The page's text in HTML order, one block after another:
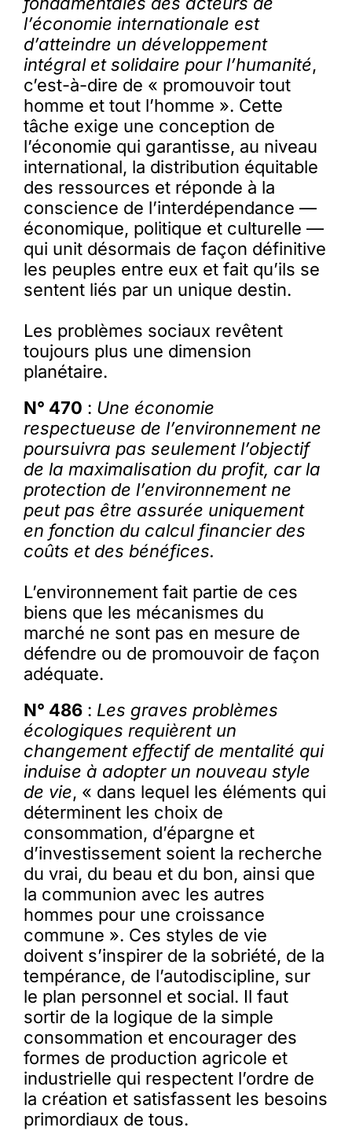
l’économie internationale est
d’atteindre un développement
intégral et solidaire pour l’humanité,
c’est-à-dire de « promouvoir tout
homme et tout l’homme ». Cette
tâche exige une conception de
l’économie qui garantisse, au niveau
international, la distribution équitable
des ressources et réponde à la
conscience de l’interdépendance —
économique, politique et culturelle —
qui unit désormais de façon définitive
les peuples entre eux et fait qu’ils se
sentent liés par un unique destin.
Les problèmes sociaux revêtent
toujours plus une dimension
planétaire.
N° 470 : Une économie
respectueuse de l’environnement ne
poursuivra pas seulement l’objectif
de la maximalisation du profit, car la
protection de l’environnement ne
peut pas être assurée uniquement
en fonction du calcul financier des
coûts et des bénéfices.
L’environnement fait partie de ces
biens que les mécanismes du
marché ne sont pas en mesure de
défendre ou de promouvoir de façon
adéquate.
N° 486: Les graves problèmes
écologiques requièrent un
changement effectif de mentalité qui
induise à adopter un nouveau style
de vie, « dans lequel les éléments qui
déterminent les choix de
consommation, d’épargne et
d’investissement soient la recherche
du vrai, du beau et du bon, ainsi que
la communion avec les autres
hommes pour une croissance
commune ». Ces styles de vie
doivent s’inspirer de la sobriété, de la
tempérance, de l’autodiscipline, sur
le plan personnel et social. Il faut
sortir de la logique de la simple
consommation et encourager des
formes de production agricole et
industrielle qui respectent l’ordre de
la création et satisfassent les besoins
primordiaux de tous.